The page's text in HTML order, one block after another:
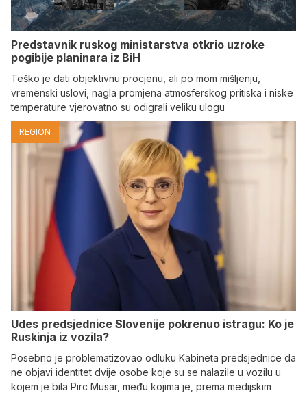
Predstavnik ruskog ministarstva otkrio uzroke
pogibije planinara iz BiH
Teško je dati objektivnu procjenu, ali po mom mišljenju,
vremenski uslovi, nagla promjena atmosferskog pritiska i niske
temperature vjerovatno su odigrali veliku ulogu
REGION
Udes predsjednice Slovenije pokrenuo istragu: Ko je
Ruskinja iz vozila?
Posebno je problematizovao odluku Kabineta predsjednice da
ne objavi identitet dvije osobe koje su se nalazile u vozilu u
kojem je bila Pirc Musar, među kojima je, prema medijskim